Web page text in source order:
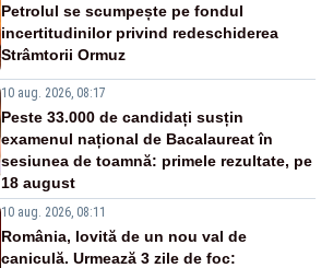
Petrolul se scumpește pe fondul
incertitudinilor privind redeschiderea
Strâmtorii Ormuz
10 aug. 2026, 08:17
Peste 33.000 de candidați susțin
examenul național de Bacalaureat în
sesiunea de toamnă: primele rezultate, pe
18 august
10 aug. 2026, 08:11
România, lovită de un nou val de
caniculă. Urmează 3 zile de foc: